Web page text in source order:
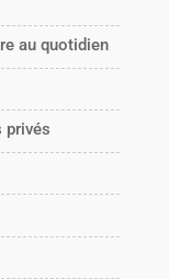
au quotidien
privés